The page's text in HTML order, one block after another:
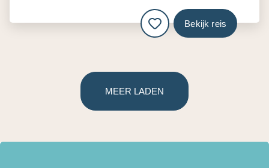
Bekijk reis
MEER LADEN